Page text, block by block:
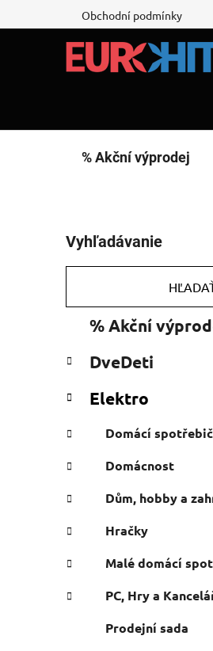
na
Obchodní podmínky
% Akční výprodej
o
č
ý
n
e
Vyhľadávanie
kategórie
e
ó
i
% Akční
DveDeti
Elektro
Domácí
Domácnost
Dům, hobby a
Hračky
Malé domácí
PC, Hry a
Prodejní sada